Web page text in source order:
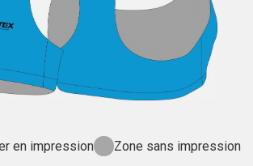
en impression Zone sans impression